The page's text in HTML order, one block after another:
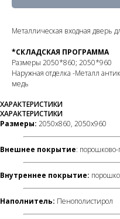
Металлическая входная дверь
*СКЛАДСКАЯ ПРОГРАММА
Размеры 2050*860; 2050*960
Наружная отделка -Металл
медь
ХАРАКТЕРИСТИКИ
ХАРАКТЕРИСТИКИ
Размеры: 2050х860, 2050х960
Внешнее покрытие:
Внутреннее покрытие:
Наполнитель: Пенополистирол